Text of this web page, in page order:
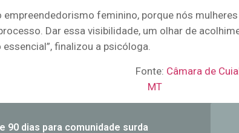
feminino, porque nós mulheres
Dar essa visibilidade, um olhar de
finalizou a psicóloga.
Fonte: Câmara de
MT
90 dias para comunidade surda